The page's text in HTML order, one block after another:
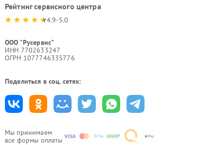
Мы принимаем
все формы оплаты
Рейтинг сервисного центра
4.9-5.0
ООО "Русервис"
ИНН 7702633247
ОГРН 1077746335776
Поделиться в соц. сетях: